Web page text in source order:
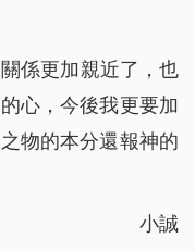
係更加親近了，也
心，今後我更要加
物的本分還報神的
小誠